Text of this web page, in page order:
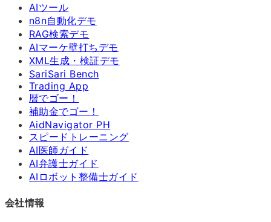
AIツール
n8n自動化デモ
RAG検索デモ
AIマーケ壁打ちデモ
XML生成・検証デモ
SariSari Bench
Trading App
暦でゴー！
補助金でゴー！
AidNavigator PH
スピードトレーニング
AI医師ガイド
AI弁護士ガイド
AIロボット整備士ガイド
会社情報